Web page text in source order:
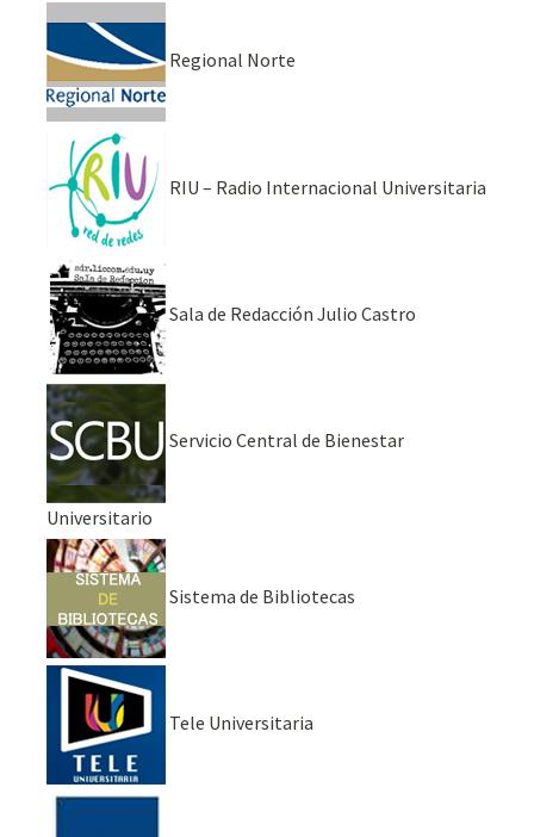
Regional Norte
RIU – Radio Internacional Universitaria
Sala de Redacción Julio Castro
Servicio Central de Bienestar
Universitario
Sistema de Bibliotecas
Tele Universitaria